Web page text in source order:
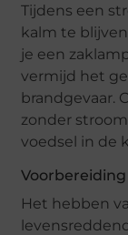
Tijdens een
kalm te
je een
vermijd het
brandgevaar.
zonder
voedsel in de
Het hebben